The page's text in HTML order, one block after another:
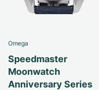
Omega
Speedmaster
Moonwatch
Anniversary Series